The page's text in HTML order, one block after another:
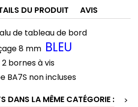
DU PRODUIT
AVIS
de tableau de bord
8 mm BLEU
2 bornes à vis
BA7S non incluses
DANS LA MÊME CATÉGORIE :
>